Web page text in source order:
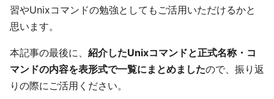
習やUnixコマンドの勉強としてもご活用いただけるかと
思います。
本記事の最後に、 紹介したUnixコマンドと正式名称・コ
マンドの内容を表形式で一覧にまとめましたので、振り返
りの際にご活用ください。